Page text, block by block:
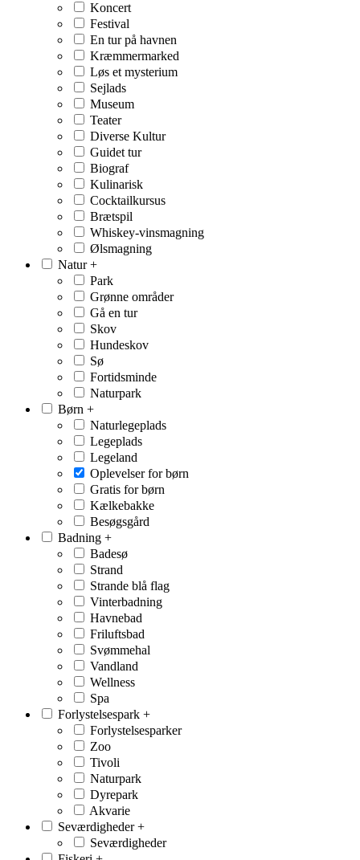
Koncert
Festival
En tur på havnen
Kræmmermarked
Løs et mysterium
Sejlads
Museum
Teater
Diverse Kultur
Guidet tur
Biograf
Kulinarisk
Cocktailkursus
Brætspil
Whiskey-vinsmagning
Ølsmagning
Natur+
Park
Grønne områder
Gå en tur
Skov
Hundeskov
Sø
Fortidsminde
Naturpark
Børn +
Naturlegeplads
Legeplads
Legeland
Oplevelser for børn
Gratis for børn
Kælkebakke
Besøgsgård
Badning +
Badesø
Strand
Strande blå flag
Vinterbadning
Havnebad
Friluftsbad
Svømmehal
Vandland
Wellness
Spa
Forlystelsespark +
Forlystelsesparker
Zoo
Tivoli
Naturpark
Dyrepark
Akvarie
Seværdigheder+
Seværdigheder